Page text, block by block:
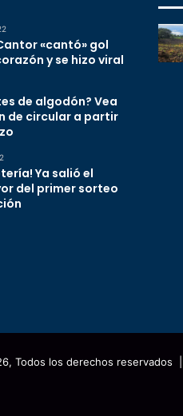
«cantó» gol
y se hizo viral
de algodón? Vea
de circular a partir
Ya salió el
del primer sorteo
Todos los derechos reservados |